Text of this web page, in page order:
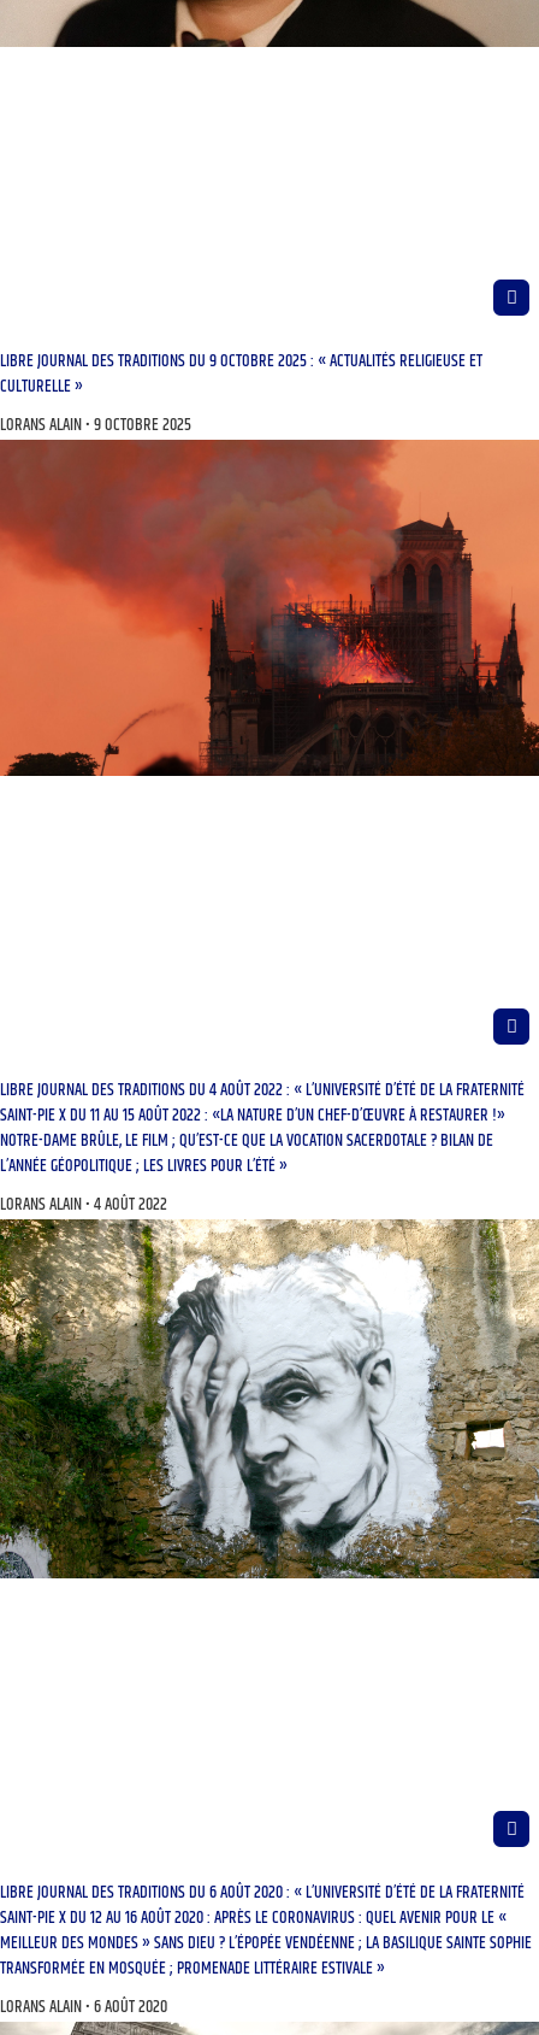
LIBRE JOURNAL DES TRADITIONS DU 9 OCTOBRE 2025 : « ACTUALITÉS RELIGIEUSE ET
CULTURELLE »
LORANS ALAIN 9 OCTOBRE 2025
LIBRE JOURNAL DES TRADITIONS DU 4 AOÛT 2022 : « L’UNIVERSITÉ D’ÉTÉ DE LA FRATERNITÉ
SAINT-PIE X DU 11 AU 15 AOÛT 2022 : «LA NATURE D’UN CHEF-D’ŒUVRE À RESTAURER !»
NOTRE-DAME BRÛLE, LE FILM ; QU’EST-CE QUE LA VOCATION SACERDOTALE ? BILAN DE
L’ANNÉE GÉOPOLITIQUE ; LES LIVRES POUR L’ÉTÉ »
LORANS ALAIN 4 AOÛT 2022
LIBRE JOURNAL DES TRADITIONS DU 6 AOÛT 2020 : « L’UNIVERSITÉ D’ÉTÉ DE LA FRATERNITÉ
SAINT-PIE X DU 12 AU 16 AOÛT 2020 : APRÈS LE CORONAVIRUS : QUEL AVENIR POUR LE «
MEILLEUR DES MONDES » SANS DIEU ? L’ÉPOPÉE VENDÉENNE ; LA BASILIQUE SAINTE SOPHIE
TRANSFORMÉE EN MOSQUÉE ; PROMENADE LITTÉRAIRE ESTIVALE »
LORANS ALAIN 6 AOÛT 2020